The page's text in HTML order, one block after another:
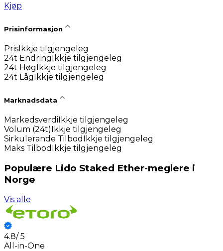
Kjøp
Prisinformasjon
PrisIkkje tilgjengeleg
24t EndringIkkje tilgjengeleg
24t HøgIkkje tilgjengeleg
24t LågIkkje tilgjengeleg
Marknadsdata
Markedsverdi Ikkje tilgjengeleg
Volum (24t) Ikkje tilgjengeleg
Sirkulerande Tilbod Ikkje tilgjengeleg
Maks Tilbod Ikkje tilgjengeleg
Populære Lido Staked Ether-meglere i
Norge
Vis alle
4.8/5
All-in-One